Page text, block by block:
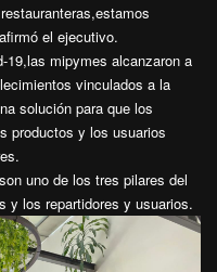
el ejecutivo.
19,las mipymes alcanzaron a
vinculados a la
solución para que los
productos y los usuarios
uno de los tres pilares del
y los repartidores y usuarios.